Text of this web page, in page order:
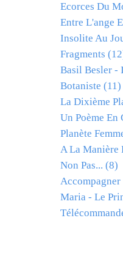
Ecorces Du
Entre L'ange
Insolite Au
Fragments
Basil Besler -
Botaniste (11)
La Dixième
Un Poème En
Planète
A La Manière
Non Pas... (8)
Accompagner
Maria - Le